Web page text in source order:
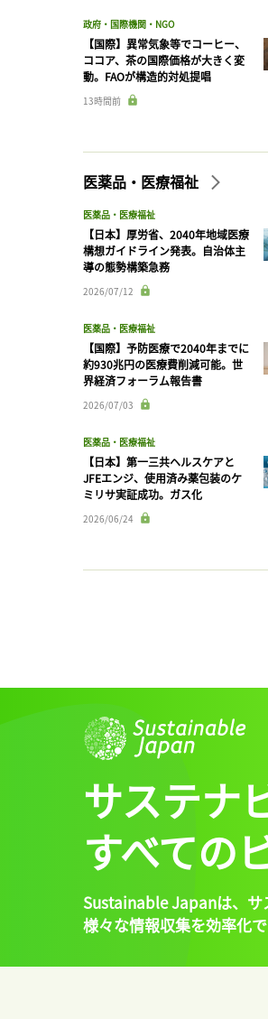
政府・国際機関・NGO
【国際】異常気象等でコーヒー、
ココア、茶の国際価格が大きく変
動。FAOが構造的対処提唱
13時間前
医薬品・医療福祉
医薬品・医療福祉
【日本】厚労省、2040年地域医療
構想ガイドライン発表。自治体主
導の態勢構築急務
2026/07/12
医薬品・医療福祉
【国際】予防医療で2040年までに
約930兆円の医療費削減可能。世
界経済フォーラム報告書
2026/07/03
医薬品・医療福祉
【日本】第一三共ヘルスケアと
JFEエンジ、使用済み薬包装のケ
ミリサ実証成功。ガス化
2026/06/24
サステナ
すべての
Sustainable Japanは、 サ
様々な情報収集を効率化